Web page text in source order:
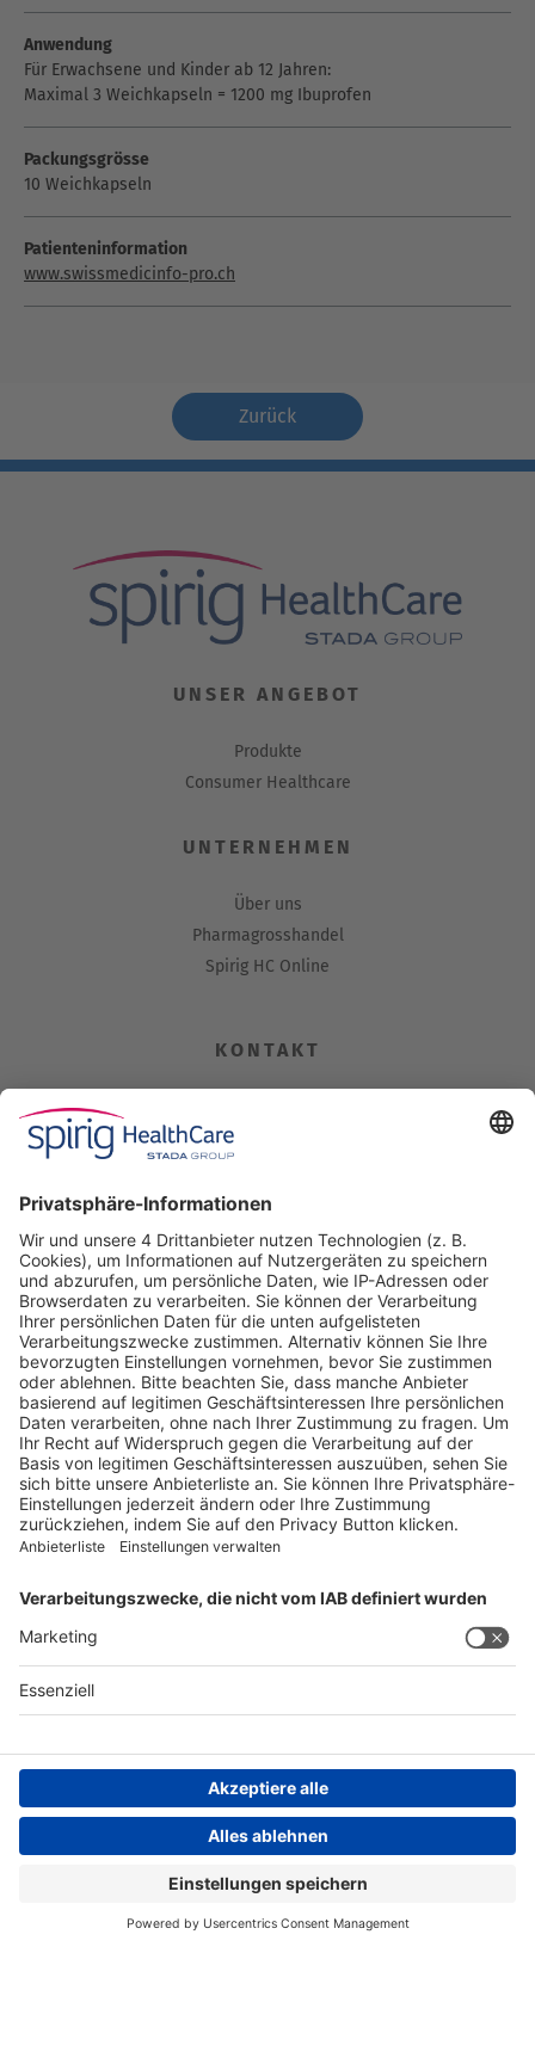
Anwendung
Für Erwachsene und Kinder ab 12 Jahren:
Maximal 3 Weichkapseln = 1200 mg Ibuprofen
Packungsgrösse
10 Weichkapseln
Patienteninformation
www.swissmedicinfo-pro.ch
Zurück
UNSER ANGEBOT
Produkte
Consumer Healthcare
UNTERNEHMEN
Über uns
Pharmagrosshandel
Spirig HC Online
KONTAKT
Industriestrasse 30
CH-4622 Egerkingen
Tel. +41 62 388 85 00
info@spirig-healthcare.ch
Pharmakovigilanz
Für Meldungen von unerwünschten Arzneimittelwirkungen zu
einem Medikament von Spirig HealthCare AG
Tel. +41 62 388 85 88
pharmacovigilance@spirig-healthcare.ch
FOLGEN SIE UNS
AGB
Datenschutzerklärung
Datenschutzhinweis
Compliance